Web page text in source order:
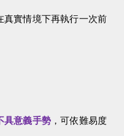
真實情境下再執行一次前
具意義手勢 ，可依難易度